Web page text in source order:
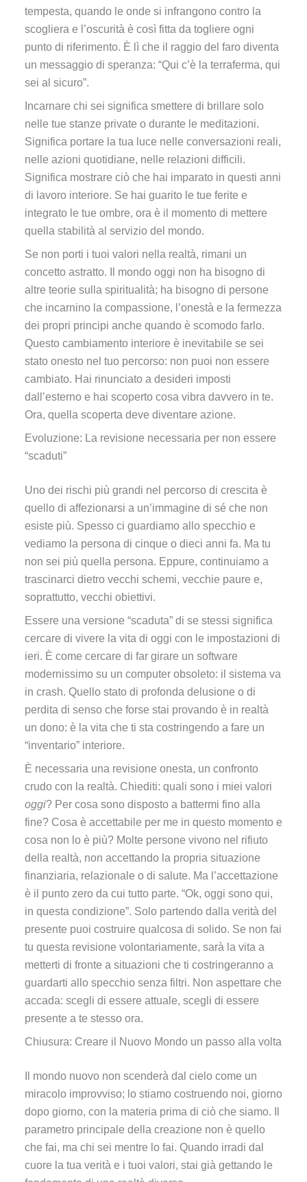
tempesta, quando le onde si infrangono contro la
scogliera e l’oscurità è così fitta da togliere ogni
punto di riferimento. È lì che il raggio del faro diventa
un messaggio di speranza: “Qui c’è la terraferma, qui
sei al sicuro”.
Incarnare chi sei significa smettere di brillare solo
nelle tue stanze private o durante le meditazioni.
Significa portare la tua luce nelle conversazioni reali,
nelle azioni quotidiane, nelle relazioni difficili.
Significa mostrare ciò che hai imparato in questi anni
di lavoro interiore. Se hai guarito le tue ferite e
integrato le tue ombre, ora è il momento di mettere
quella stabilità al servizio del mondo.
Se non porti i tuoi valori nella realtà, rimani un
concetto astratto. Il mondo oggi non ha bisogno di
altre teorie sulla spiritualità; ha bisogno di persone
che incarnino la compassione, l’onestà e la fermezza
dei propri principi anche quando è scomodo farlo.
Questo cambiamento interiore è inevitabile se sei
stato onesto nel tuo percorso: non puoi non essere
cambiato. Hai rinunciato a desideri imposti
dall’esterno e hai scoperto cosa vibra davvero in te.
Ora, quella scoperta deve diventare azione.
Evoluzione: La revisione necessaria per non essere
“scaduti”
Uno dei rischi più grandi nel percorso di crescita è
quello di affezionarsi a un’immagine di sé che non
esiste più. Spesso ci guardiamo allo specchio e
vediamo la persona di cinque o dieci anni fa. Ma tu
non sei più quella persona. Eppure, continuiamo a
trascinarci dietro vecchi schemi, vecchie paure e,
soprattutto, vecchi obiettivi.
Essere una versione “scaduta” di se stessi significa
cercare di vivere la vita di oggi con le impostazioni di
ieri. È come cercare di far girare un software
modernissimo su un computer obsoleto: il sistema va
in crash. Quello stato di profonda delusione o di
perdita di senso che forse stai provando è in realtà
un dono: è la vita che ti sta costringendo a fare un
“inventario” interiore.
È necessaria una revisione onesta, un confronto
crudo con la realtà. Chiediti: quali sono i miei valori
oggi? Per cosa sono disposto a battermi fino alla
fine? Cosa è accettabile per me in questo momento e
cosa non lo è più? Molte persone vivono nel rifiuto
della realtà, non accettando la propria situazione
finanziaria, relazionale o di salute. Ma l’accettazione
è il punto zero da cui tutto parte. “Ok, oggi sono qui,
in questa condizione”. Solo partendo dalla verità del
presente puoi costruire qualcosa di solido. Se non fai
tu questa revisione volontariamente, sarà la vita a
metterti di fronte a situazioni che ti costringeranno a
guardarti allo specchio senza filtri. Non aspettare che
accada: scegli di essere attuale, scegli di essere
presente a te stesso ora.
Chiusura: Creare il Nuovo Mondo un passo alla volta
Il mondo nuovo non scenderà dal cielo come un
miracolo improvviso; lo stiamo costruendo noi, giorno
dopo giorno, con la materia prima di ciò che siamo. Il
parametro principale della creazione non è quello
che fai, ma chi sei mentre lo fai. Quando irradi dal
cuore la tua verità e i tuoi valori, stai già gettando le